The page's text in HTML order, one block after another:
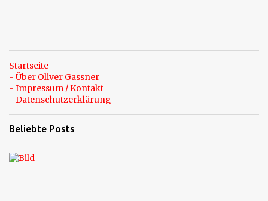
Startseite
- Über Oliver Gassner
- Impressum / Kontakt
- Datenschutzerklärung
Beliebte Posts